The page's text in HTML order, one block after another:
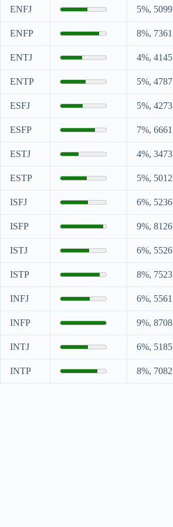
ENFJ 5%, 5099
ENFP 8%, 7361
ENTJ 4%, 4145
ENTP 5%, 4787
ESFJ 5%, 4273
ESFP 7%, 6661
ESTJ 4%, 3473
ESTP 5%, 5012
ISFJ 6%, 5236
ISFP 9%, 8126
ISTJ 6%, 5526
ISTP 8%, 7523
INFJ 6%, 5561
INFP 9%, 8708
INTJ 6%, 5185
INTP 8%, 7082